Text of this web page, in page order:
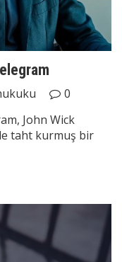
0
John Wick
taht kurmuş bir